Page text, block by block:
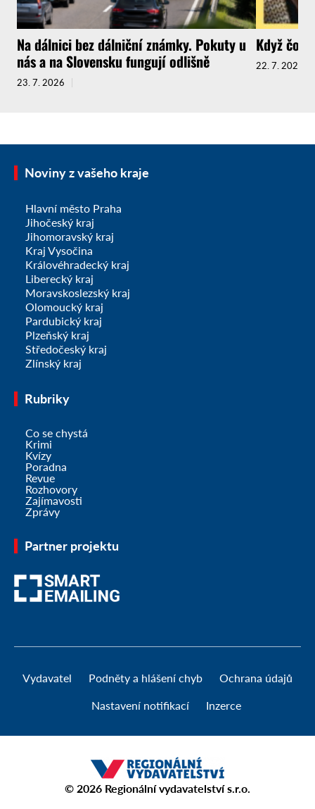
Na dálnici bez dálniční známky. Pokuty u
nás a na Slovensku fungují odlišně
23. 7. 2026
Když
22. 7. 2026
Noviny z vašeho kraje
Hlavní město Praha
Jihočeský kraj
Jihomoravský kraj
Kraj Vysočina
Královéhradecký kraj
Liberecký kraj
Moravskoslezský kraj
Olomoucký kraj
Pardubický kraj
Plzeňský kraj
Středočeský kraj
Zlínský kraj
Rubriky
Co se chystá
Krimi
Kvízy
Poradna
Revue
Rozhovory
Zajímavosti
Zprávy
Partner projektu
Vydavatel Podněty a hlášení chyb Ochrana údajů
Nastavení notifikací Inzerce
© 2026 Regionální vydavatelství s.r.o.